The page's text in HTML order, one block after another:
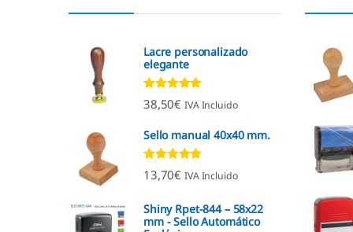
Lacre personalizado
elegante
Valorado con
4.92de 5
38,50€ IVA Incluido
Sello manual 40x40 mm.
Valorado con
4.96de 5
13,70€ IVA Incluido
Shiny Rpet-844 – 58x22
mm - Sello Automático